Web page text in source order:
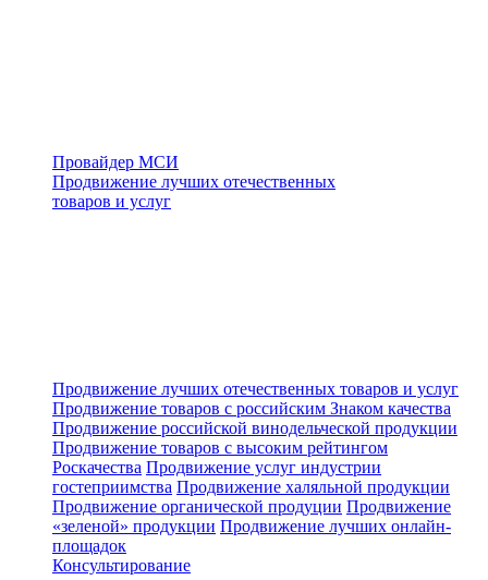
Провайдер МСИ
Продвижение лучших отечественных
товаров и услуг
Продвижение лучших отечественных товаров и услуг
Продвижение товаров с российским Знаком качества
Продвижение российской винодельческой продукции
Продвижение товаров с высоким рейтингом
Роскачества Продвижение услуг индустрии
гостеприимства Продвижение халяльной продукции
Продвижение органической продуции Продвижение
«зеленой» продукции Продвижение лучших онлайн-
площадок
Консультирование